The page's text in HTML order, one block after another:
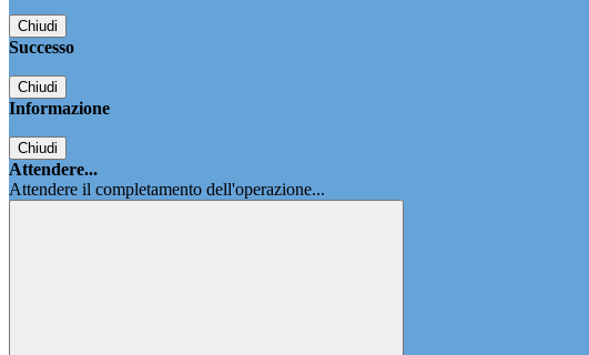
Chiudi
Successo
Chiudi
Informazione
Chiudi
Attendere...
Attendere il completamento dell'operazione...